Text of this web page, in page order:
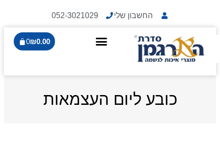
החשבון שלי 052-3021029
₪0.00
0
כובע ליום העצמאות